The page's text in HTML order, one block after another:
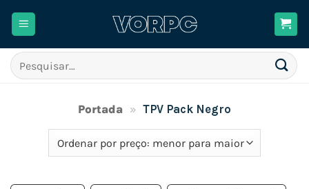
Pesquisar
por:
Portada » TPV Pack Negro